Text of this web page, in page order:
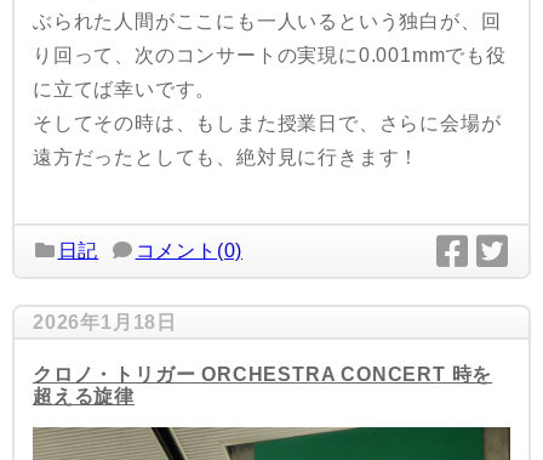
ぶられた人間がここにも一人いるという独白が、回
り回って、次のコンサートの実現に0.001mmでも役
に立てば幸いです。
そしてその時は、もしまた授業日で、さらに会場が
遠方だったとしても、絶対見に行きます！
日記 コメント(0)
2026年1月18日
クロノ・トリガー ORCHESTRA CONCERT 時を
超える旋律